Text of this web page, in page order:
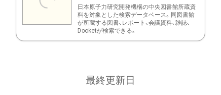
日本原子力研究開発機構の中央図書館所蔵資
料を対象とした検索データベース。同図書館
が所蔵する図書、レポート、会議資料、雑誌、
Docketが検索できる。
最終更新日